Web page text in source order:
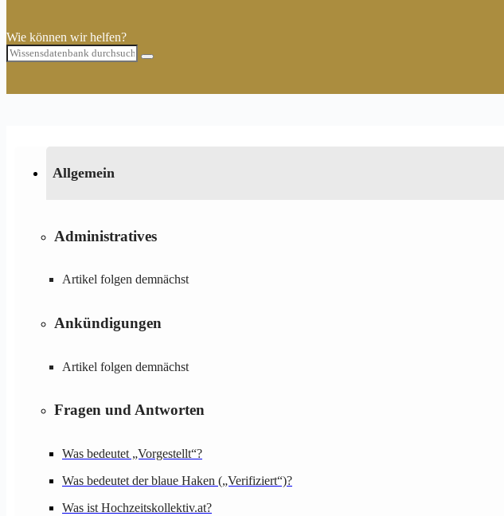
Wie können wir helfen?
Allgemein
Administratives
Artikel folgen demnächst
Ankündigungen
Artikel folgen demnächst
Fragen und Antworten
Was bedeutet „Vorgestellt“?
Was bedeutet der blaue Haken („Verifiziert“)?
Was ist Hochzeitskollektiv.at?